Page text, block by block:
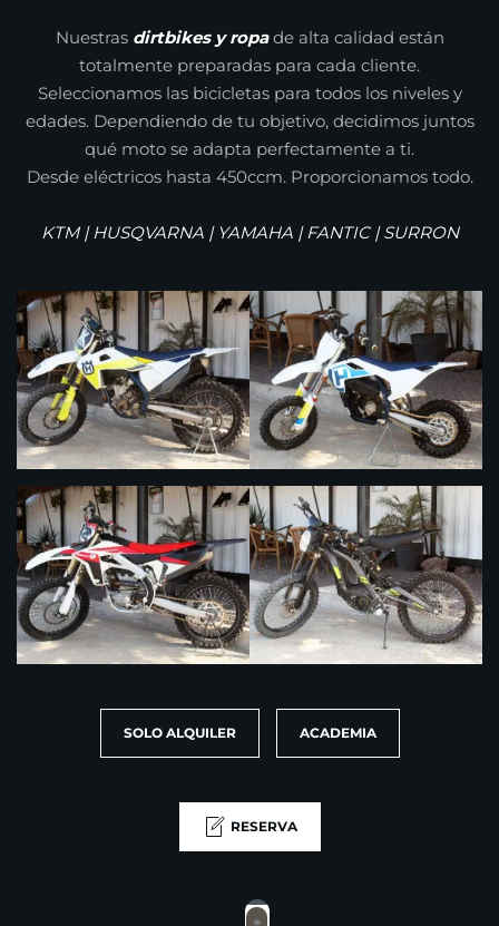
Nuestras dirtbikes y ropade alta calidad están
totalmente preparadas para cada cliente.
Seleccionamos las bicicletas para todos los niveles y
edades. Dependiendo de tu objetivo, decidimos juntos
qué moto se adapta perfectamente a ti.
Desde eléctricos hasta 450ccm. Proporcionamos todo.
KTM | HUSQVARNA | YAMAHA | FANTIC | SURRON
SOLO ALQUILER ACADEMIA
RESERVA